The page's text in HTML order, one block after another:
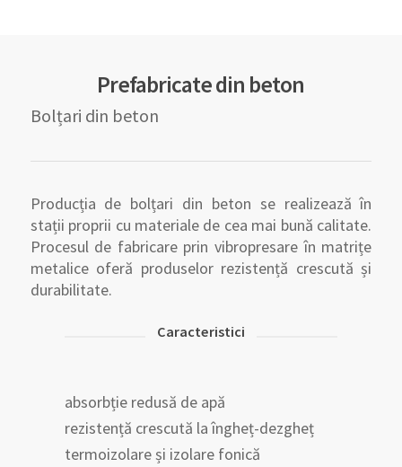
Prefabricate din beton
Bolțari din beton
Producția de bolțari din beton se realizează în
stații proprii cu materiale de cea mai bună calitate.
Procesul de fabricare prin vibropresare în matrițe
metalice oferă produselor rezistență crescută și
durabilitate.
Caracteristici
absorbție redusă de apă
rezistență crescută la îngheț-dezgheț
termoizolare și izolare fonică